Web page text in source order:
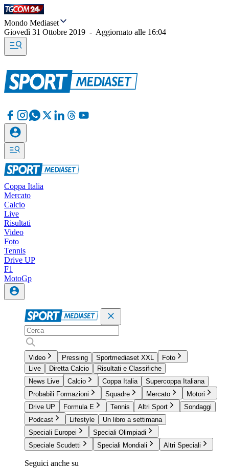
Mondo Mediaset
Giovedì 31 Ottobre 2019 - Aggiornato alle 16:04
Coppa Italia
Mercato
Calcio
Live
Risultati
Video
Foto
Tennis
Drive UP
F1
MotoGp
Video Pressing Sportmediaset XXL
Foto
Live
Diretta Calcio
Risultati e Classifiche
News Live
Calcio Coppa Italia
Supercoppa Italiana
Probabili Formazioni
Squadre Mercato
Motori
Drive UP
Formula E Tennis Altri Sport
Sondaggi
Podcast
Lifestyle
Un libro a settimana
Speciali Europei
Speciali Olimpiadi
Speciale Scudetti
Speciali Mondiali Altri Speciali
Seguici anche su